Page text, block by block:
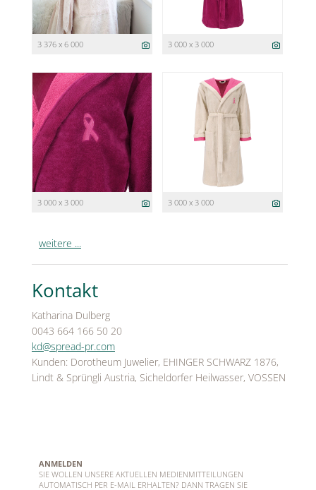
3 376 x 6 000 3 000 x 3 000
3 000 x 3 000 3 000 x 3 000
weitere ...
Kontakt
Katharina Dulberg
0043 664 166 50 20
kd@spread-pr.com
Kunden: Dorotheum Juwelier, EHINGER SCHWARZ 1876,
Lindt & Sprüngli Austria, Sicheldorfer Heilwasser, VOSSEN
ANMELDEN
SIE WOLLEN UNSERE AKTUELLEN MEDIENMITTEILUNGEN
AUTOMATISCH PER E-MAIL ERHALTEN? DANN TRAGEN SIE